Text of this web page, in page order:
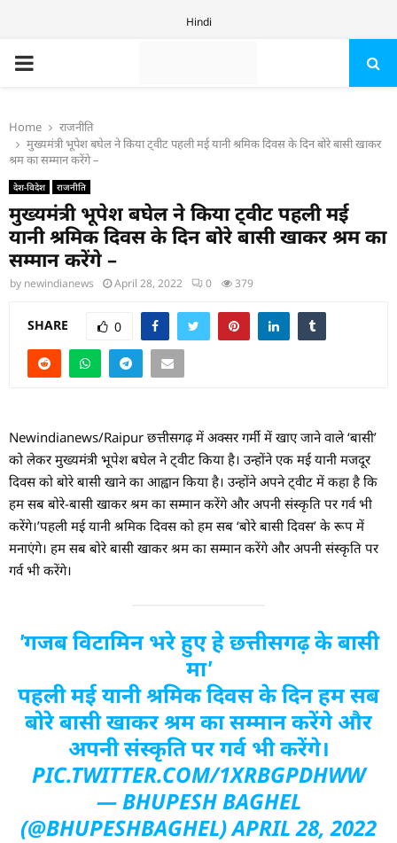
Hindi
PRIMARY
Home
राजनीति
मुख्यमंत्री भूपेश बघेल ने किया ट्वीट पहली मई यानी श्रमिक दिवस के दिन बोरे बासी खाकर
श्रम का सम्मान करेंगे –
देश-विदेश राजनीति
मुख्यमंत्री भूपेश बघेल ने किया ट्वीट पहली मई
यानी श्रमिक दिवस के दिन बोरे बासी खाकर श्रम का
सम्मान करेंगे –
by newindianews April 28, 2022 0 379
SHARE 0
Newindianews/Raipur छत्तीसगढ़ में अक्सर गर्मी में खाए जाने वाले ‘बासी’
को लेकर मुख्यमंत्री भूपेश बघेल ने ट्वीट किया है। उन्होंने एक मई यानी मजदूर
दिवस को बोरे बासी खाने का आह्वान किया है। उन्होंने अपने ट्वीट में कहा है कि
हम सब बोरे-बासी खाकर श्रम का सम्मान करेंगे और अपनी संस्कृति पर गर्व भी
करेंगे।’पहली मई यानी श्रमिक दिवस को हम सब ‘बोरे बासी दिवस’ के रूप में
मनाएंगे। हम सब बोरे बासी खाकर श्रम का सम्मान करेंगे और अपनी संस्कृति पर
गर्व भी करेंगे।
'गजब विटामिन भरे हुए हे छत्तीसगढ़ के बासी
मा'
पहली मई यानी श्रमिक दिवस के दिन हम सब
बोरे बासी खाकर श्रम का सम्मान करेंगे और
अपनी संस्कृति पर गर्व भी करेंगे।
PIC.TWITTER.COM/1XRBGPDHWW
— BHUPESH BAGHEL
(@BHUPESHBAGHEL)APRIL 28, 2022